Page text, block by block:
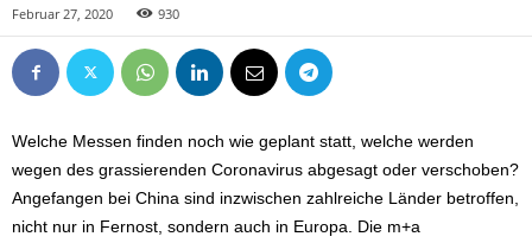
Februar 27, 2020 930
Welche Messen finden noch wie geplant statt, welche werden
wegen des grassierenden Coronavirus abgesagt oder verschoben?
Angefangen bei China sind inzwischen zahlreiche Länder betroffen,
nicht nur in Fernost, sondern auch in Europa. Die m+a